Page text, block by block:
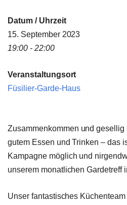
Datum / Uhrzeit
15. September 2023
19:00 - 22:00
Veranstaltungsort
Füsilier-Garde-Haus
Zusammenkommen und
gutem Essen und Trinken – das
Kampagne möglich und
unserem monatlichen Gardetreff
Unser fantastisches